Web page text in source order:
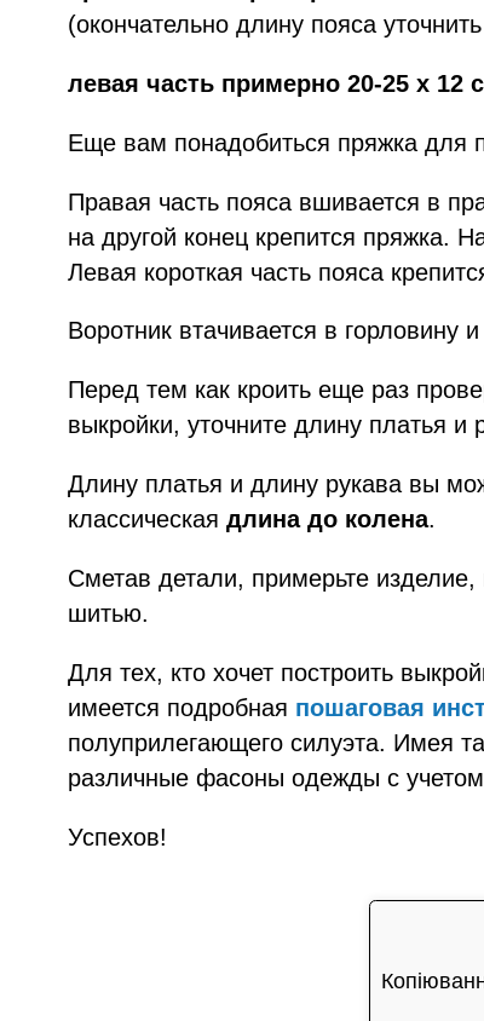
(окончательно длину пояса
левая часть примерно 20-25 х 12
Еще вам понадобиться пряжка для
Правая часть пояса вшивается в
на другой конец крепится пряжка.
Левая короткая часть пояса
Воротник втачивается в горловину
Перед тем как кроить еще раз
выкройки, уточните длину платья и
Длину платья и длину рукава вы
классическаядлина до колена.
Сметав детали, примерьте
шитью.
Для тех, кто хочет построить
имеется подробная пошаговая
полуприлегающего силуэта. Имея
различные фасоны одежды с
Успехов!